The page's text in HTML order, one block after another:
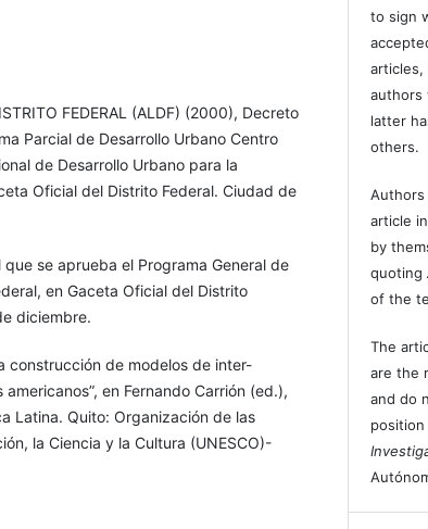
FEDERAL (ALDF) (2000), Decreto
Parcial de Desarrollo Urbano Centro
de Desarrollo Urbano para la
Oficial del Distrito Federal. Ciudad de
que se aprueba el Programa General de
en Gaceta Oficial del Distrito
diciembre.
construcción de modelos de inter-
en Fernando Carrión (ed.),
Latina. Quito: Organización de las
la Ciencia y la Cultura (UNESCO)-
to sign
authors
latter
others.
Authors
article
by
quoting
of the
The
are the
and do